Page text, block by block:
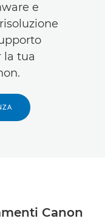
e
la tua
Canon